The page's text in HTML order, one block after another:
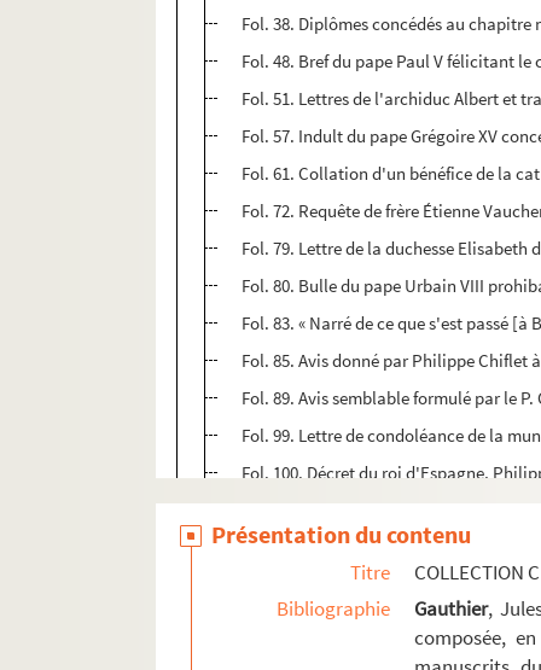
Fol. 38. Diplômes concédés au
Fol. 48. Bref du pape Paul V félicitant
Fol. 51. Lettres de l'archiduc Albert et
Fol. 57. Indult du pape Grégoire XV
Fol. 61. Collation d'un bénéfice de la
Fol. 72. Requête de frère Étienne
Fol. 79. Lettre de la duchesse
Fol. 80. Bulle du pape Urbain VIII
Fol. 83. « Narré de ce que s'est passé
Fol. 85. Avis donné par Philippe
Fol. 89. Avis semblable formulé par le
Fol. 99. Lettre de condoléance de la
Fol. 100. Décret du roi d'Espagne,
Fol. 101. Attestation du chirurgien
Fol. 102. Décret du pape Urbain VIII
Fol. 105. Acte du mariage célébré à
Fol. 107. Enquête de l'archevêque de
Fol. 115. Lettre de l'empereur
Présentation du contenu
Titre
COLLECTION
Bibliographie
Gauthier,
composée,